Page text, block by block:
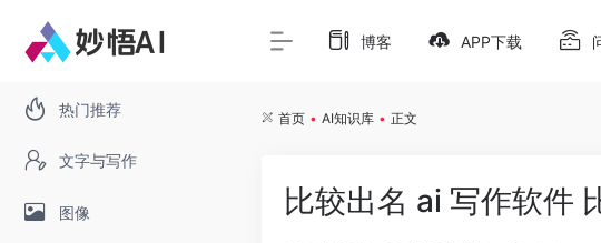
热门推荐
文字与写作
图像
博客 APP下载
首页 • AI知识库 • 正文
比较出名 ai 写作软件